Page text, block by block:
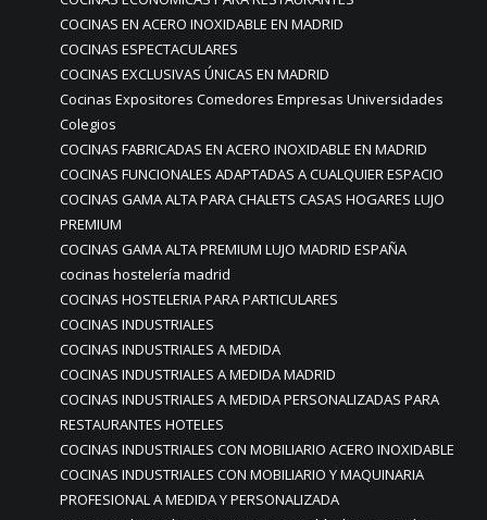
COCINAS EN ACERO INOXIDABLE EN MADRID
COCINAS ESPECTACULARES
COCINAS EXCLUSIVAS ÚNICAS EN MADRID
Cocinas Expositores Comedores Empresas Universidades
Colegios
COCINAS FABRICADAS EN ACERO INOXIDABLE EN MADRID
COCINAS FUNCIONALES ADAPTADAS A CUALQUIER ESPACIO
COCINAS GAMA ALTA PARA CHALETS CASAS HOGARES LUJO
PREMIUM
COCINAS GAMA ALTA PREMIUM LUJO MADRID ESPAÑA
cocinas hostelería madrid
COCINAS HOSTELERIA PARA PARTICULARES
COCINAS INDUSTRIALES
COCINAS INDUSTRIALES A MEDIDA
COCINAS INDUSTRIALES A MEDIDA MADRID
COCINAS INDUSTRIALES A MEDIDA PERSONALIZADAS PARA
RESTAURANTES HOTELES
COCINAS INDUSTRIALES CON MOBILIARIO ACERO INOXIDABLE
COCINAS INDUSTRIALES CON MOBILIARIO Y MAQUINARIA
PROFESIONAL A MEDIDA Y PERSONALIZADA